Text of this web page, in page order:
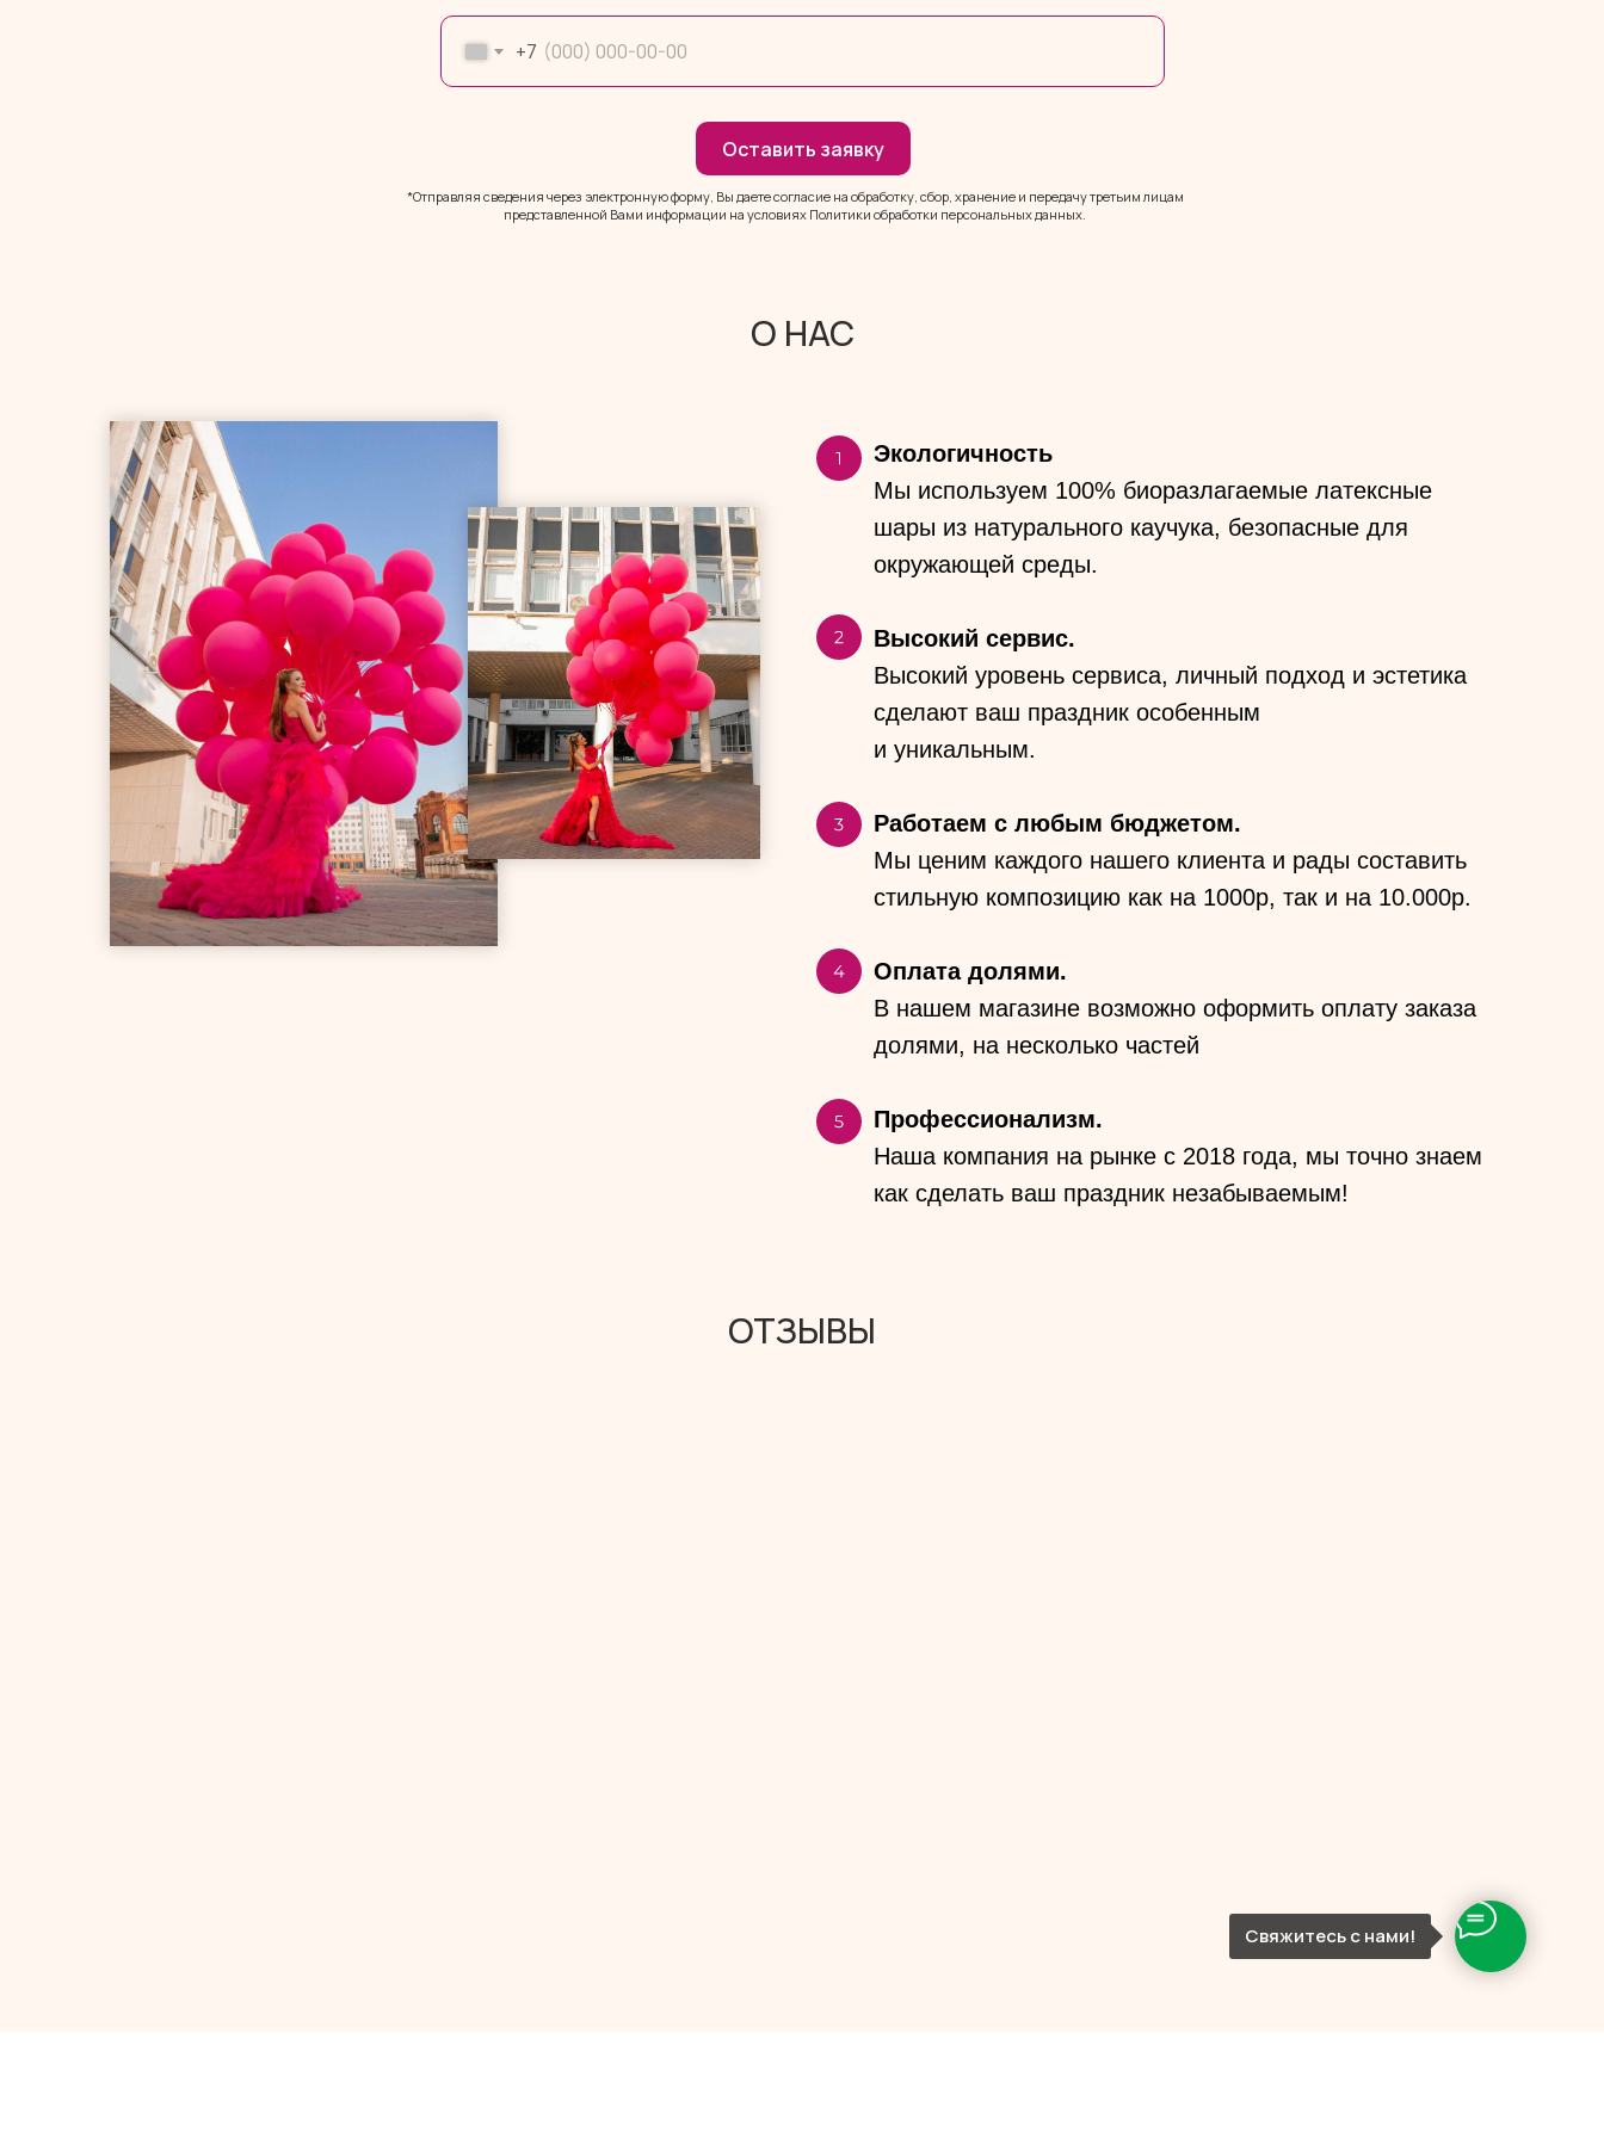
Свяжитесь с нами!
+7
Оставить заявку
*Отправляя сведения через электронную форму, Вы даете согласие на обработку, сбор, хранение и передачу третьим лицам
представленной Вами информации на условиях Политики обработки персональных данных.
О НАС
Экологичность
Мы используем 100% биоразлагаемые латексные
шары из натурального каучука, безопасные для
окружающей среды.
Высокий сервис.
Высокий уровень сервиса, личный подход и эстетика
сделают ваш праздник особенным
и уникальным.
Работаем с любым бюджетом.
Мы ценим каждого нашего клиента и рады составить
стильную композицию как на 1000р, так и на 10.000р.
Оплата долями.
В нашем магазине возможно оформить оплату заказа
долями, на несколько частей
Профессионализм.
Наша компания на рынке с 2018 года, мы точно знаем
как сделать ваш праздник незабываемым!
ОТЗЫВЫ